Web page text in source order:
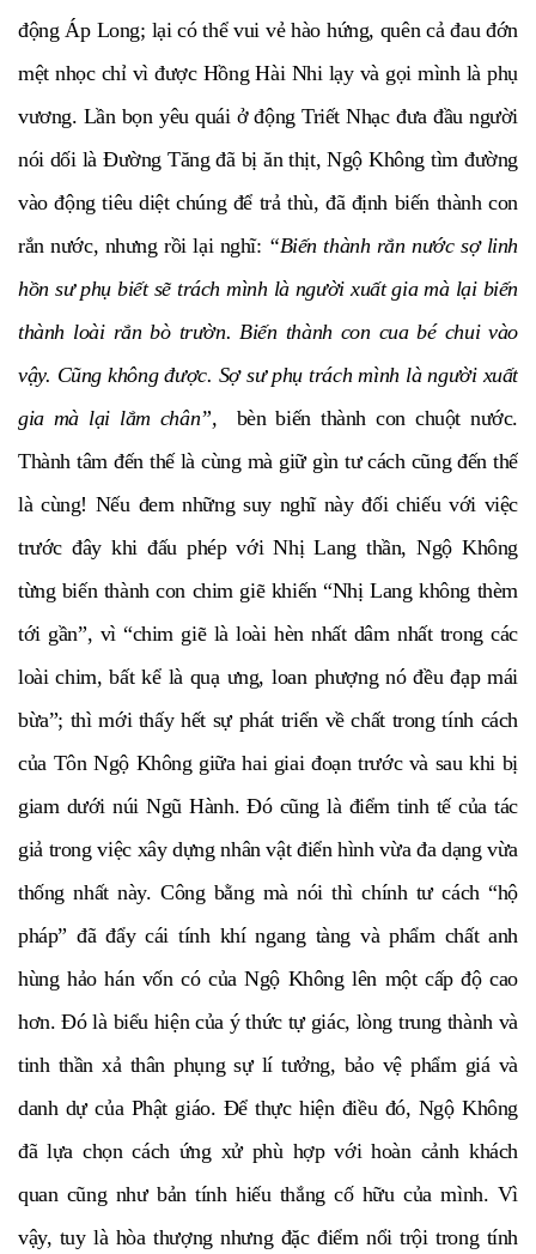
động Áp Long; lại có thể vui vẻ hào hứng, quên cả đau đớn
mệt nhọc chỉ vì được Hồng Hài Nhi lạy và gọi mình là phụ
vương. Lần bọn yêu quái ở động Triết Nhạc đưa đầu người
nói dối là Đường Tăng đã bị ăn thịt, Ngộ Không tìm đường
vào động tiêu diệt chúng để trả thù, đã định biến thành con
rắn nước, nhưng rồi lại nghĩ: “Biến thành rắn nước sợ linh
hồn sư phụ biết sẽ trách mình là người xuất gia mà lại biến
thành loài rắn bò trườn. Biến thành con cua bé chui vào
vậy. Cũng không được. Sợ sư phụ trách mình là người xuất
gia mà lại lắm chân”, bèn biến thành con chuột nước.
Thành tâm đến thế là cùng mà giữ gìn tư cách cũng đến thế
là cùng! Nếu đem những suy nghĩ này đối chiếu với việc
trước đây khi đấu phép với Nhị Lang thần, Ngộ Không
từng biến thành con chim giẽ khiến “Nhị Lang không thèm
tới gần”, vì “chim giẽ là loài hèn nhất dâm nhất trong các
loài chim, bất kể là quạ ưng, loan phượng nó đều đạp mái
bừa”; thì mới thấy hết sự phát triển về chất trong tính cách
của Tôn Ngộ Không giữa hai giai đoạn trước và sau khi bị
giam dưới núi Ngũ Hành. Đó cũng là điểm tinh tế của tác
giả trong việc xây dựng nhân vật điển hình vừa đa dạng vừa
thống nhất này. Công bằng mà nói thì chính tư cách “hộ
pháp” đã đẩy cái tính khí ngang tàng và phẩm chất anh
hùng hảo hán vốn có của Ngộ Không lên một cấp độ cao
hơn. Đó là biểu hiện của ý thức tự giác, lòng trung thành và
tinh thần xả thân phụng sự lí tưởng, bảo vệ phẩm giá và
danh dự của Phật giáo. Để thực hiện điều đó, Ngộ Không
đã lựa chọn cách ứng xử phù hợp với hoàn cảnh khách
quan cũng như bản tính hiếu thắng cố hữu của mình. Vì
vậy, tuy là hòa thượng nhưng đặc điểm nổi trội trong tính